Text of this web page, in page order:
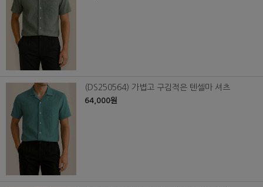
(DS250564) 가볍고 구김적은 텐셀마 셔츠
64,000원